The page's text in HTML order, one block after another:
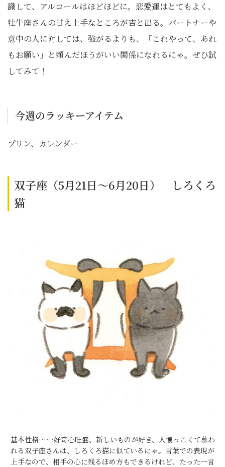
識して、アルコールはほどほどに。恋愛運はとてもよく、
牡牛座さんの甘え上手なところが吉と出る。パートナーや
意中の人に対しては、強がるよりも、「これやって、あれ
もお願い」と頼んだほうがいい関係になれるにゃ。ぜひ試
してみて！
今週のラッキーアイテム
プリン、カレンダー
双子座（5月21日～6月20日） しろくろ
猫
基本性格……好奇心旺盛、新しいものが好き、人懐っこくて慕わ
れる双子座さんは、しろくろ猫に似ているにゃ。言葉での表現が
上手なので、相手の心に残るほめ方もできるけれど、たった一言